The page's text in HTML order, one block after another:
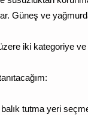
Güneş ve
üzere iki kategoriye
tutma yeri